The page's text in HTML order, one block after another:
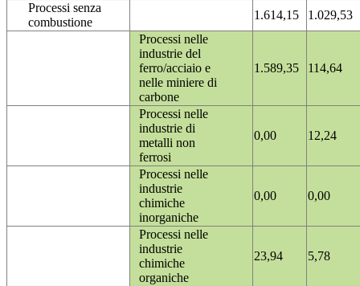
Processi senza
combustione
1.614,15
1.029,53
Processi nelle
industrie del
ferro/acciaio e
nelle miniere di
carbone
1.589,35 114,64
Processi nelle
industrie di
metalli non
ferrosi
0,00 12,24
Processi nelle
industrie
chimiche
inorganiche
0,00 0,00
Processi nelle
industrie
chimiche
organiche
23,94 5,78